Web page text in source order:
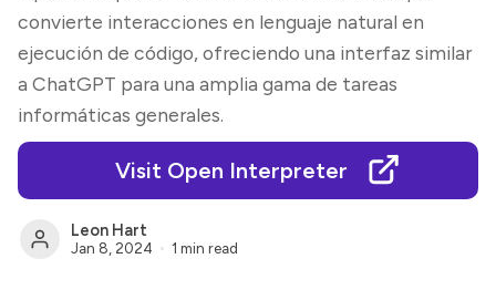
convierte interacciones en lenguaje natural en
ejecución de código, ofreciendo una interfaz similar
a ChatGPT para una amplia gama de tareas
informáticas generales.
Visit Open Interpreter
Leon Hart
Jan 8, 2024 1 min read